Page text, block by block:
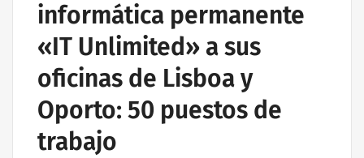
informática permanente
«IT Unlimited» a sus
oficinas de Lisboa y
Oporto: 50 puestos de
trabajo